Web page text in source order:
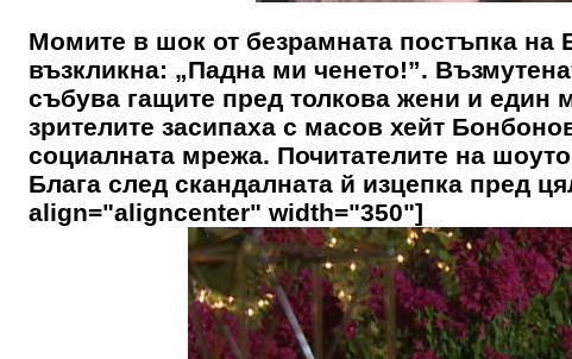
Момите в шок от безрамната постъпка
възкликна: „Падна ми ченето!”.
събува гащите пред толкова жени и един
зрителите засипаха с масов хейт
социалната мрежа. Почитателите на
Блага след скандалната й изцепка пред
align="aligncenter" width="350"]